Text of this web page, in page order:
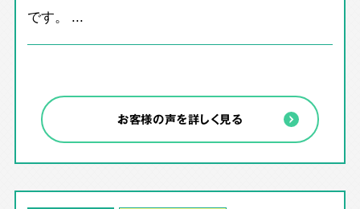
です。 ...
お客様の声を詳しく見る